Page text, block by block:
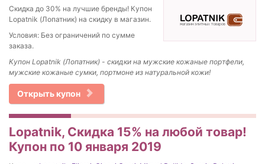
Скидка до 30% на лучшие бренды! Купон
Lopatnik (Лопатник) на скидку в магазин.
Условия: Без ограничений по сумме
заказа.
Купон Lopatnik (Лопатник) - скидки на мужские кожаные портфели,
мужские кожаные сумки, портмоне из натуральной кожи!
Открыть купон
Lopatnik, Скидка 15% на любой товар!
Купон по 10 января 2019